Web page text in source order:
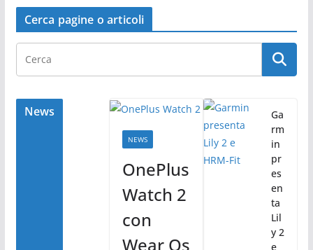
c
e
b
o
o
itt
er
n
di
vi
di
Cerca pagine o articoli
News
NEWS
OnePlus
Watch 2
con
Wear Os
Ga
rm
in
pr
es
en
ta
Lil
y 2
e